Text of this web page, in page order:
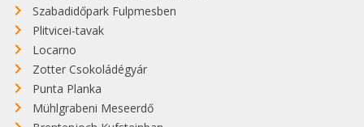
Szabadidőpark Fulpmesben
Plitvicei-tavak
Locarno
Zotter Csokoládégyár
Punta Planka
Mühlgrabeni Meseerdő